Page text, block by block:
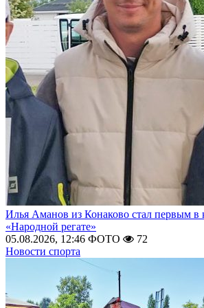
Илья Аманов из Конаково стал первым в
«Народной регате»
05.08.2026, 12:46 ФОТО
72
Новости спорта